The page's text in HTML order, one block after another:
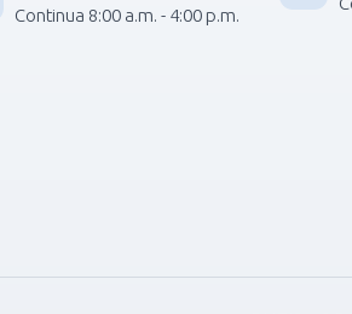
Continua 8:00 a.m. - 4:00 p.m.